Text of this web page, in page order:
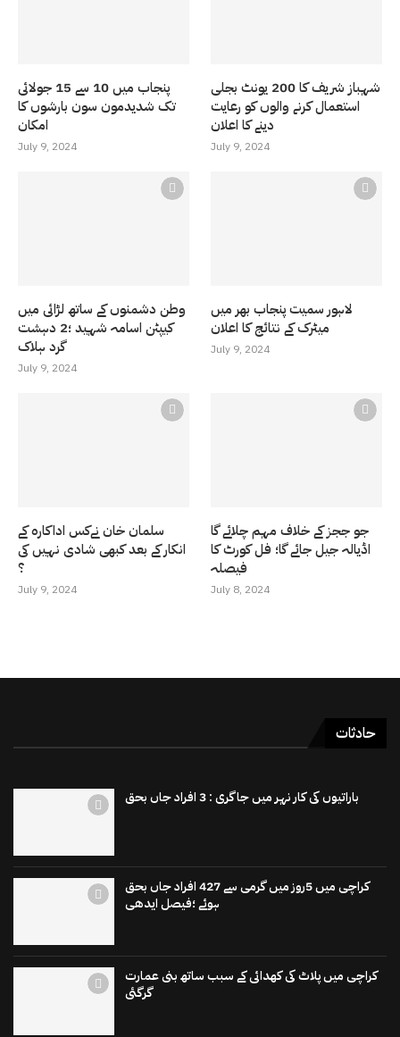
پنجاب میں 10 سے 15 جولائی
تک شدیدمون سون بارشوں کا
امکان
July 9, 2024
شہباز شریف کا 200 یونٹ بجلی
استعمال کرنے والوں کو رعایت
دینے کا اعلان
July 9, 2024
وطن دشمنوں کے ساتھ لڑائی میں
کیپٹن اسامہ شہید ؛2 دہشت
گرد ہلاک
July 9, 2024
لاہور سمیت پنجاب بھر میں
میٹرک کے نتائج کا اعلان
July 9, 2024
سلمان خان نےکس اداکارہ کے
انکار کے بعد کبھی شادی نہیں کی
؟
July 9, 2024
جو ججز کے خلاف مہم چلائے گا
اڈیالہ جیل جائے گا؛ فل کورٹ کا
فیصلہ
July 8, 2024
حادثات
باراتیوں کی کار نہر میں جاگری : 3 افراد جاں بحق
کراچی میں 5روز میں گرمی سے 427 افراد جاں بحق
ہوئے ؛فیصل ایدھی
کراچی میں پلاٹ کی کھدائی کے سبب ساتھ بنی عمارت
گرگئی